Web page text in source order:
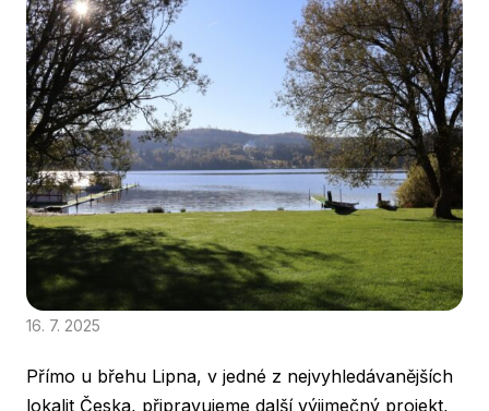
16. 7. 2025
Přímo u břehu Lipna, v jedné z nejvyhledávanějších
lokalit Česka, připravujeme další výjimečný projekt,